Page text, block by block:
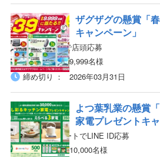
ザグザグの懸賞「
キャンペーン」
対象店舗で購入で店頭応募
当選人数
9,999名様
締め切り
2026年03月31日
よつ葉乳業の懸賞
家電プレゼントキャ
対象商品のレシートでLINE ID応募
当選人数
10,000名様